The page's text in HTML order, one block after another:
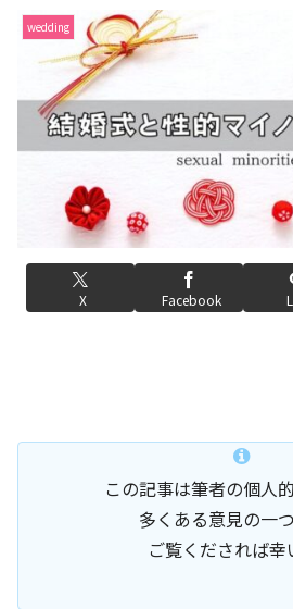
wedding
X Facebook
この記事は筆者の個人
多くある意見の一
ご覧くだされば幸